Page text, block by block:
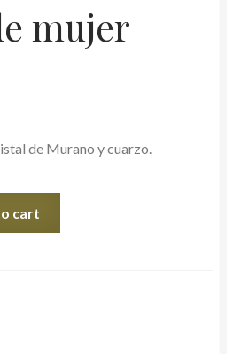
mujer
de Murano y cuarzo.
cart